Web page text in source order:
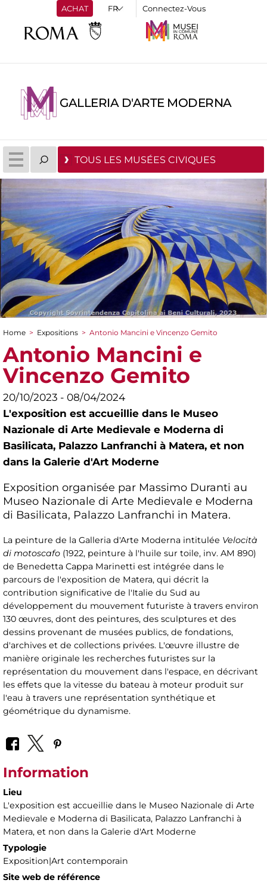
ACHAT Connectez-Vous
GALLERIA D'ARTE MODERNA
TOUS LES MUSÉES CIVIQUES
You are here
Home > Expositions > Antonio Mancini e Vincenzo Gemito
Antonio Mancini e
Vincenzo Gemito
20/10/2023 - 08/04/2024
L'exposition est accueillie dans le Museo
Nazionale di Arte Medievale e Moderna di
Basilicata, Palazzo Lanfranchi à Matera, et non
dans la Galerie d'Art Moderne
Exposition organisée par Massimo Duranti au
Museo Nazionale di Arte Medievale e Moderna
di Basilicata, Palazzo Lanfranchi in Matera.
La peinture de la Galleria d'Arte Moderna intitulée Velocità
di motoscafo (1922, peinture à l'huile sur toile, inv. AM 890)
de Benedetta Cappa Marinetti est intégrée dans le
parcours de l'exposition de Matera, qui décrit la
contribution significative de l'Italie du Sud au
développement du mouvement futuriste à travers environ
130 œuvres, dont des peintures, des sculptures et des
dessins provenant de musées publics, de fondations,
d'archives et de collections privées. L'œuvre illustre de
manière originale les recherches futuristes sur la
représentation du mouvement dans l'espace, en décrivant
les effets que la vitesse du bateau à moteur produit sur
l'eau à travers une représentation synthétique et
géométrique du dynamisme.
Information
Lieu
L'exposition est accueillie dans le Museo Nazionale di Arte
Medievale e Moderna di Basilicata, Palazzo Lanfranchi à
Matera, et non dans la Galerie d'Art Moderne
Typologie
Exposition|Art contemporain
Site web de référence